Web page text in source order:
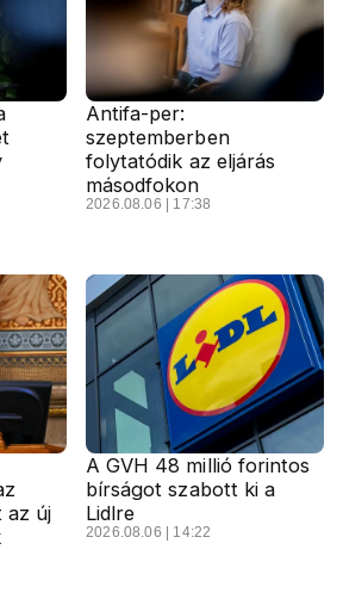
Antifa-per:
szeptemberben
folytatódik az eljárás
másodfokon
2026.08.06 | 17:38
az új
A GVH 48 millió forintos
bírságot szabott ki a
Lidlre
2026.08.06 | 14:22